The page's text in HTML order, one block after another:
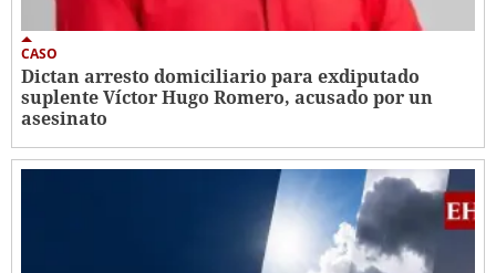
CASO
Dictan arresto domiciliario para exdiputado
suplente Víctor Hugo Romero, acusado por un
asesinato